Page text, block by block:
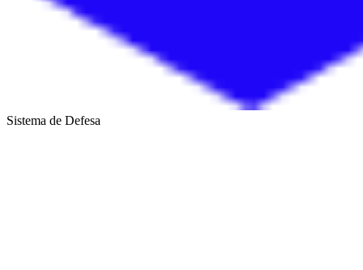
Sistema de Defesa